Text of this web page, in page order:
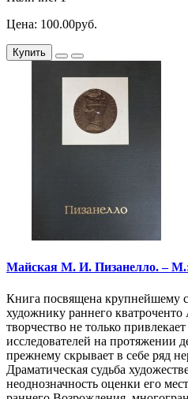
Цена: 100.00руб.
Купить
Майская М. И. Пизанелло. – М.:
Книга посвящена крупнейшему
художнику раннего
творчество не только
исследователей на протяжении
прежнему скрывает в себе ряд
Драматическая судьба
неоднозначность оценки его